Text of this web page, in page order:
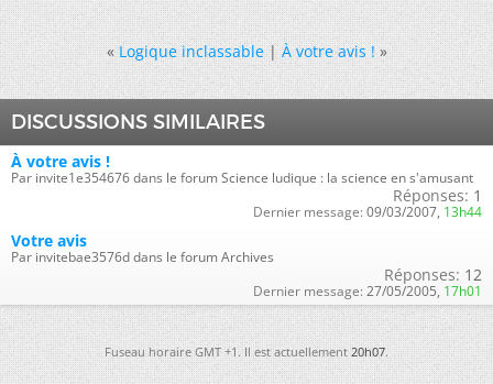
« Logique inclassable|À votre avis ! »
DISCUSSIONS SIMILAIRES
À votre avis !
Par invite1e354676 dans le forum Science ludique : la science en s'amusant
Réponses: 1
Dernier message: 09/03/2007, 13h44
Votre avis
Par invitebae3576d dans le forum Archives
Réponses: 12
Dernier message: 27/05/2005, 17h01
Fuseau horaire GMT +1. Il est actuellement20h07.